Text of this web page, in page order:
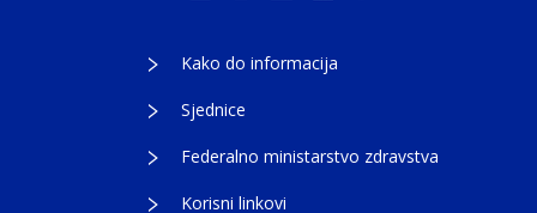
Kako do informacija
Sjednice
Federalno ministarstvo zdravstva
Korisni linkovi